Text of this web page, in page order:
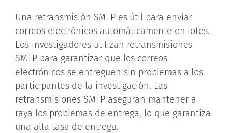
Una retransmisión SMTP es útil para enviar
correos electrónicos automáticamente en lotes.
Los investigadores utilizan retransmisiones
SMTP para garantizar que los correos
electrónicos se entreguen sin problemas a los
participantes de la investigación. Las
retransmisiones SMTP aseguran mantener a
raya los problemas de entrega, lo que garantiza
una alta tasa de entrega.